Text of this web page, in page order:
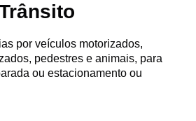
por veículos motorizados,
pedestres e animais, para
ou estacionamento ou